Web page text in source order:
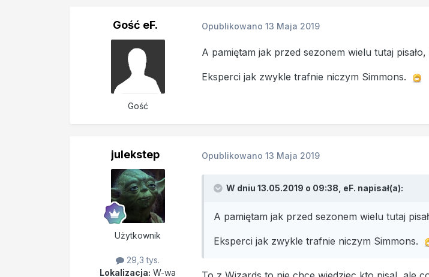
Gość eF.
Gość
Opublikowano 13 Maja 2019
A pamiętam jak przed sezonem wielu tutaj
Eksperci jak zwykle trafnie niczym Simmons.
julekstep
Użytkownik
29,3 tys.
Lokalizacja: W-wa
Opublikowano 13 Maja 2019
W dniu 13.05.2019 o 09:38, eF. napisał(a):
A pamiętam jak przed sezonem wielu tutaj
Eksperci jak zwykle trafnie niczym Simmons.